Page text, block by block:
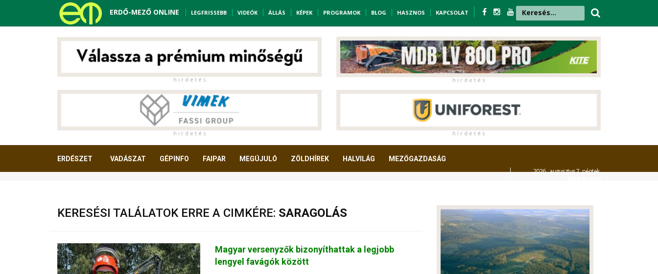
ERDŐ-MEZŐ ONLINE LEGFRISSEBB VIDEÓK ÁLLÁS KÉPEK PROGRAMOK BLOG HASZNOS KAPCSOLAT
h i r d e t é s h i r d e t é s
h i r d e t é s h i r d e t é s
ERDÉSZET VADÁSZAT GÉPINFO FAIPAR MEGÚJULÓ ZÖLDHÍREK HALVILÁG MEZŐGAZDASÁG
2026. augusztus 7. péntek,
KERESÉSI TALÁLATOK ERRE A CIMKÉRE: SARAGOLÁS
Magyar versenyzők bizonyíthattak a legjobb
lengyel favágók között